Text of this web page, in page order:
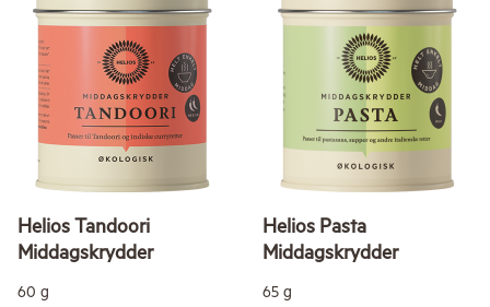
Helios Tandoori
Middagskrydder
60 g
Helios Pasta
Middagskrydder
65 g